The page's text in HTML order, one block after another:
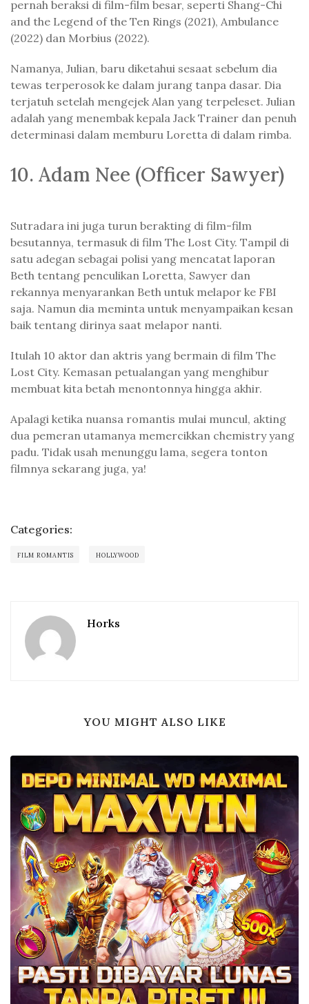
pernah beraksi di film-film besar, seperti Shang-Chi
and the Legend of the Ten Rings (2021), Ambulance
(2022) dan Morbius (2022).
Namanya, Julian, baru diketahui sesaat sebelum dia
tewas terperosok ke dalam jurang tanpa dasar. Dia
terjatuh setelah mengejek Alan yang terpeleset. Julian
adalah yang menembak kepala Jack Trainer dan penuh
determinasi dalam memburu Loretta di dalam rimba.
10. Adam Nee (Officer Sawyer)
Sutradara ini juga turun berakting di film-film
besutannya, termasuk di film The Lost City. Tampil di
satu adegan sebagai polisi yang mencatat laporan
Beth tentang penculikan Loretta, Sawyer dan
rekannya menyarankan Beth untuk melapor ke FBI
saja. Namun dia meminta untuk menyampaikan kesan
baik tentang dirinya saat melapor nanti.
Itulah 10 aktor dan aktris yang bermain di film The
Lost City. Kemasan petualangan yang menghibur
membuat kita betah menontonnya hingga akhir.
Apalagi ketika nuansa romantis mulai muncul, akting
dua pemeran utamanya memercikkan chemistry yang
padu. Tidak usah menunggu lama, segera tonton
filmnya sekarang juga, ya!
Categories:
FILM ROMANTIS HOLLYWOOD
Horks
YOU MIGHT ALSO LIKE